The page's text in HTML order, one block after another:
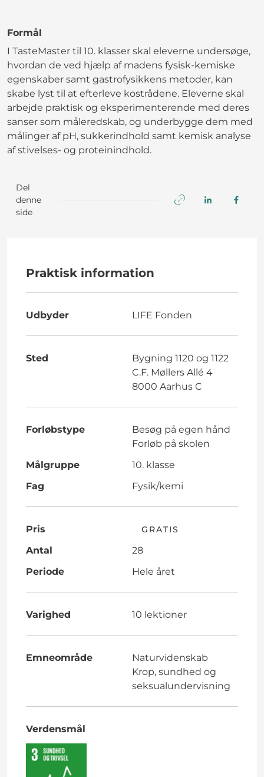
Formål
I TasteMaster til 10. klasser skal eleverne undersøge,
hvordan de ved hjælp af madens fysisk-kemiske
egenskaber samt gastrofysikkens metoder, kan
skabe lyst til at efterleve kostrådene. Eleverne skal
arbejde praktisk og eksperimenterende med deres
sanser som måleredskab, og underbygge dem med
målinger af pH, sukkerindhold samt kemisk analyse
af stivelses- og proteinindhold.
Del
denne
side
Praktisk information
Udbyder LIFE Fonden
Sted
Bygning 1120 og 1122
C.F. Møllers Allé 4
8000 Aarhus C
Forløbstype
Besøg på egen hånd
Forløb på skolen
Målgruppe
10. klasse
Fag
Fysik/kemi
Pris GRATIS
Antal
28
Periode
Hele året
Varighed 10 lektioner
Emneområde
Naturvidenskab
Krop, sundhed og
seksualundervisning
Verdensmål